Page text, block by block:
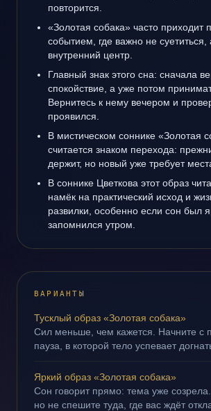
повторится.
«Золотая собака» часто приходит
событием, где важно не суетиться,
внутренний центр.
Главный знак этого сна: сначала
спокойствие, а уже потом
Вернитесь к нему вечером и
проявился.
В мистическом соннике «Золотая
считается знаком перехода:
держит, но новый уже требует
В соннике Цветкова этот образ
намёк на практический исход и
развилки, особенно если сон был
запомнился утром.
ВАРИАНТЫ
Тусклый образ «Золотая собака»
Сил меньше, чем кажется. Начните с
пауза, в которой тело успевает
Яркий образ «Золотая собака»
Сон говорит прямо: тема уже созрела.
но не спешите туда, где вас ждёт